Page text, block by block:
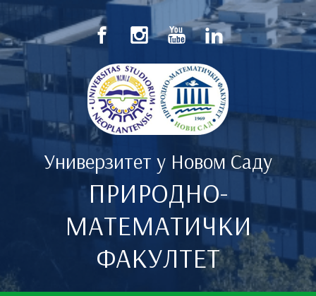
Скип то маин цонтент
Универзитет у Новом Саду
ПРИРОДНО-
МАТЕМАТИЧКИ
ФАКУЛТЕТ